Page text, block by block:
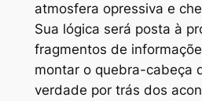
atmosfera opressiva e
Sua lógica será posta à
fragmentos de
montar o quebra-cabeça
verdade por trás dos